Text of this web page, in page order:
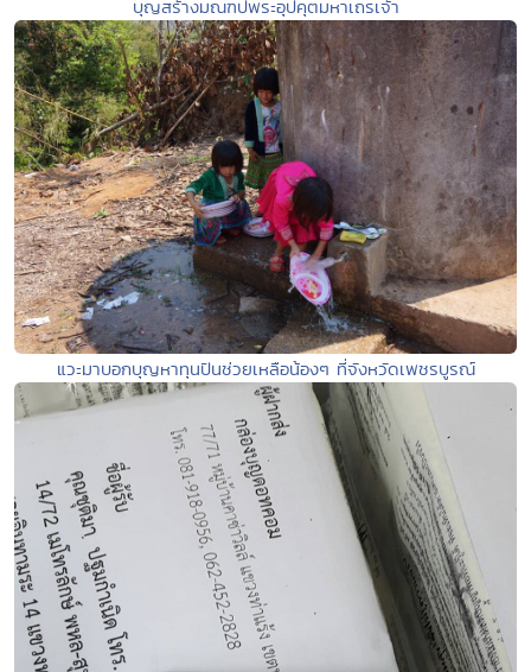
บุญสร้างมณฑปพระอุปคุตมหาเถรเจ้า
แวะมาบอกบุญหาทุนปันช่วยเหลือน้องๆ ที่จังหวัดเพชรบูรณ์